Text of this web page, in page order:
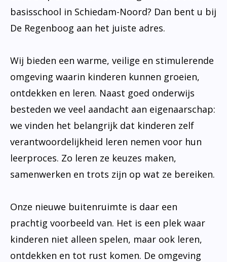
basisschool in Schiedam-Noord? Dan bent u bij
De Regenboog aan het juiste adres.
Wij bieden een warme, veilige en stimulerende
omgeving waarin kinderen kunnen groeien,
ontdekken en leren. Naast goed onderwijs
besteden we veel aandacht aan eigenaarschap:
we vinden het belangrijk dat kinderen zelf
verantwoordelijkheid leren nemen voor hun
leerproces. Zo leren ze keuzes maken,
samenwerken en trots zijn op wat ze bereiken.
Onze nieuwe buitenruimte is daar een
prachtig voorbeeld van. Het is een plek waar
kinderen niet alleen spelen, maar ook leren,
ontdekken en tot rust komen. De omgeving